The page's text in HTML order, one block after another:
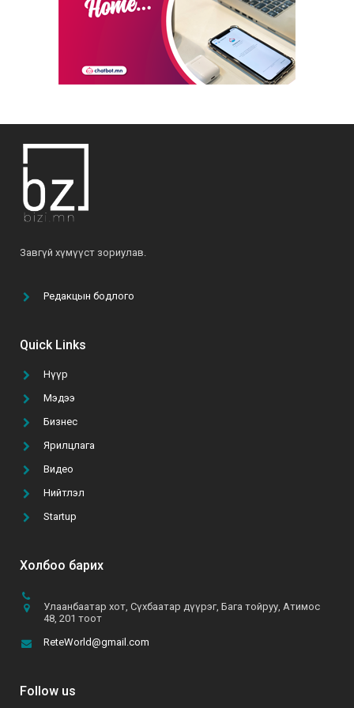
ХЭН НЬ “ЭТГЭЭД” вэ?
Б.Ариунтуяа: “Аливаад чин сэтгэлээр,
2022-04-28
нь туслах далай шиг их боломж бий”
Завгүй хүмүүст зориулав.
Редакцын бодлого
Quick Links
Нүүр
Мэдээ
Бизнес
Ярилцлага
Видео
Нийтлэл
Startup
Холбоо барих
Улаанбаатар хот, Сүхбаатар дүүрэг, Бага тойруу, Атимос
48, 201 тоот
ReteWorld@gmail.com
Follow us